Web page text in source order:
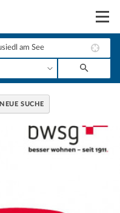
NEUE SUCHE